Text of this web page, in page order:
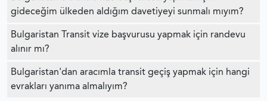
BULGARISTAN FORMLAR
SCHENGEN VIZESI FOTOĞRAF ÖZELLIKLERI
gideceğim ülkeden aldığım davetiyeyi sunmalı mıyım?
Bulgaristan Transit vize başvurusu yapmak için randevu
alınır mı?
Bulgaristan'dan aracımla transit geçiş yapmak için hangi
evrakları yanıma almalıyım?